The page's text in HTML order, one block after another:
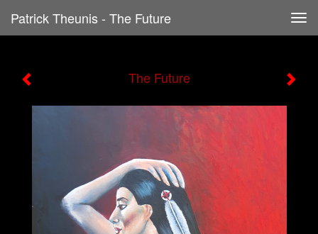
Patrick Theunis - The Future
The Future